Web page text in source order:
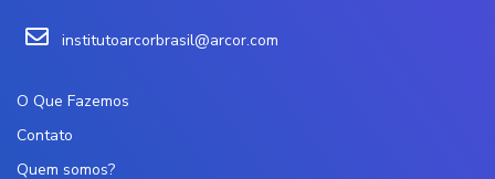
institutoarcorbrasil@arcor.com
O Que Fazemos
Contato
Quem somos?